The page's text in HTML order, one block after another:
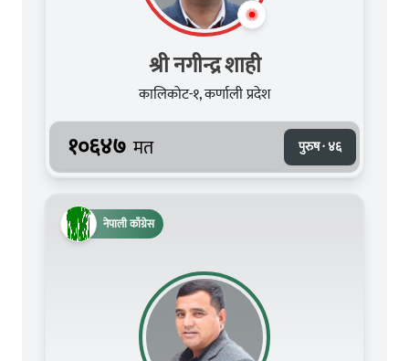
श्री नगीन्द्र शाही
कालिकोट-१, कर्णाली प्रदेश
१०६४७ मत पुरुष · ४६
नेपाली काँग्रेस